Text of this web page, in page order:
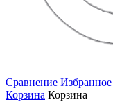
Сравнение Избранное
Корзина Корзина